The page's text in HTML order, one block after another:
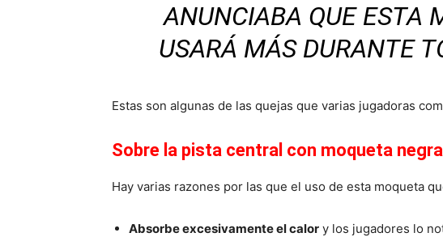
ANUNCIABA QUE ESTA
USARÁ MÁS DURANTE
Estas son algunas de las quejas que varias jugadoras
Sobre la pista central con moqueta
Hay varias razones por las que el uso de esta moqueta
Absorbe excesivamente el calor y los jugadores lo